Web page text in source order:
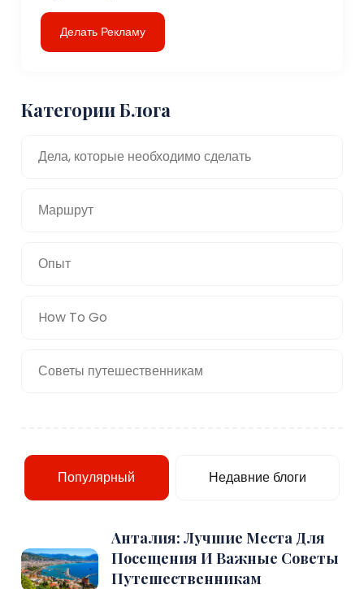
Делать Рекламу
Категории Блога
Дела, которые необходимо сделать
Маршрут
Опыт
How To Go
Советы путешественникам
Популярный Недавние блоги
Анталия: Лучшие Места Для
Посещения И Важные Советы
Путешественникам